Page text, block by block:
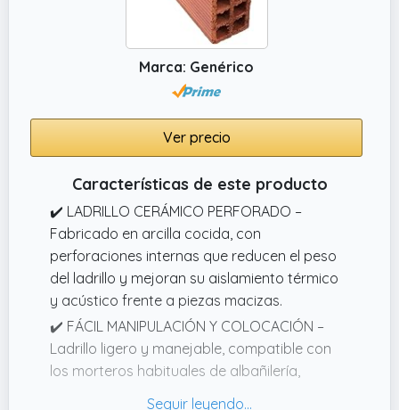
Marca: Genérico
Ver precio
Características de este producto
✔️ LADRILLO CERÁMICO PERFORADO –
Fabricado en arcilla cocida, con
perforaciones internas que reducen el peso
del ladrillo y mejoran su aislamiento térmico
y acústico frente a piezas macizas.
✔️ FÁCIL MANIPULACIÓN Y COLOCACIÓN –
Ladrillo ligero y manejable, compatible con
los morteros habituales de albañilería,